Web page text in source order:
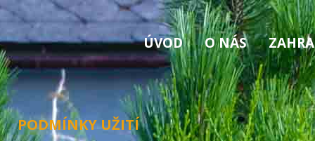
ÚVOD O NÁS
PODMÍNKY UŽITÍ